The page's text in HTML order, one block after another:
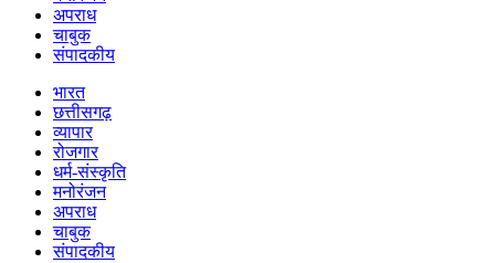
अपराध
चाबुक
संपादकीय
भारत
छत्तीसगढ़
व्यापार
रोजगार
धर्म-संस्कृति
मनोरंजन
अपराध
चाबुक
संपादकीय